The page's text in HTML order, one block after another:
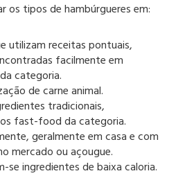
os tipos de hambúrgueres em:
utilizam receitas pontuais,
facilmente em
categoria.
de carne animal.
tradicionais,
fast-food da categoria.
geralmente em casa e com
mercado ou açougue.
se ingredientes de baixa caloria.